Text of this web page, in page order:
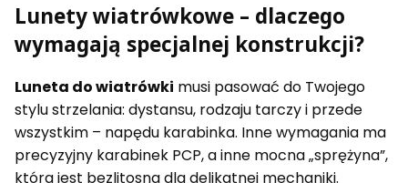
Lunety wiatrówkowe – dlaczego
wymagają specjalnej konstrukcji?
Luneta do wiatrówki musi pasować do Twojego
stylu strzelania: dystansu, rodzaju tarczy i przede
wszystkim – napędu karabinka. Inne wymagania ma
precyzyjny karabinek PCP, a inne mocna „sprężyna”,
która jest bezlitosna dla delikatnej mechaniki.